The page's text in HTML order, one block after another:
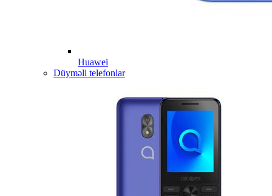
Huawei
Düyməli telefonlar